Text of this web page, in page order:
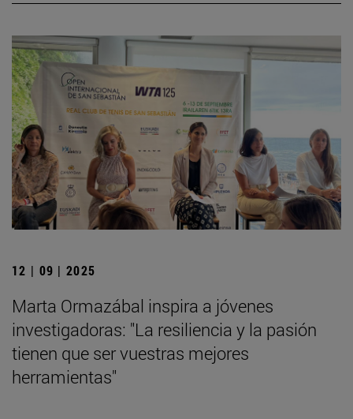
12 | 09 | 2025
Marta Ormazábal inspira a jóvenes
investigadoras: "La resiliencia y la pasión
tienen que ser vuestras mejores
herramientas"